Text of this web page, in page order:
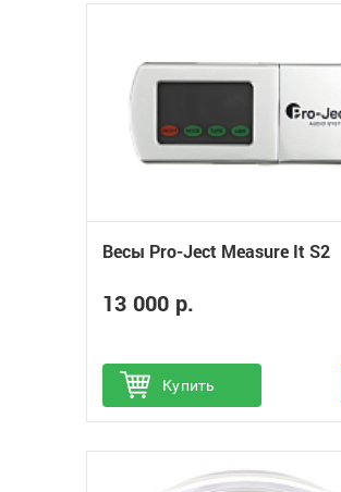
Весы Pro-Ject Measure It S2
13 000 р.
Купить
Добавить в избранное